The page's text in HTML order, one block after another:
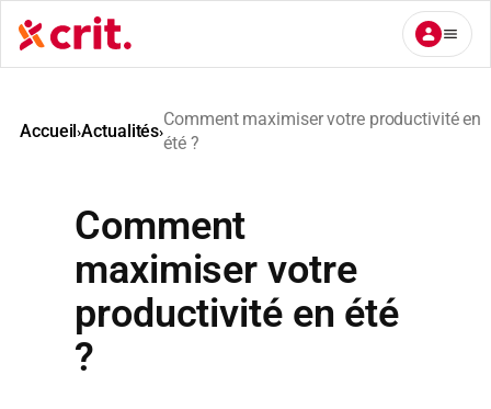
Aller
au
contenu
Accueil›Actualités›
Comment maximiser votre productivité en
été ?
Comment
maximiser votre
productivité en été
?